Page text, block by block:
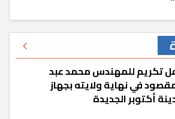
تكريم للمهندس محمد عبد
في نهاية ولايته بجهاز
أكتوبر الجديدة